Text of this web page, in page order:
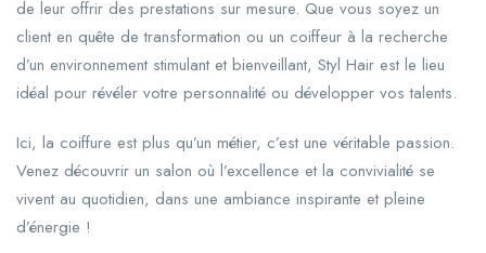
de leur offrir des prestations sur mesure. Que vous soyez un
client en quête de transformation ou un coiffeur à la recherche
d’un environnement stimulant et bienveillant, Styl Hair est le lieu
idéal pour révéler votre personnalité ou développer vos talents.
Ici, la coiffure est plus qu’un métier, c’est une véritable passion.
Venez découvrir un salon où l’excellence et la convivialité se
vivent au quotidien, dans une ambiance inspirante et pleine
d’énergie !